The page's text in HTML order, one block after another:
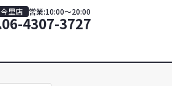
今里店 営業:10:00～20:00
06-4307-3727